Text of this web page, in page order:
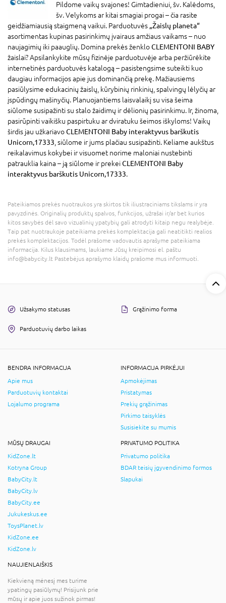
Pildome vaikų svajones! Gimtadieniui, šv. Kalėdoms,
šv. Velykoms ar kitai smagiai progai – čia rasite
geidžiamiausią staigmeną vaikui. Parduotuvės „Žaislų planeta“
asortimentas kupinas pasirinkimų įvairaus amžiaus vaikams – nuo
naujagimių iki paauglių. Domina prekės ženkloCLEMENTONI BABY
žaislai? Apsilankykite mūsų fizinėje parduotuvėje arba peržiūrėkite
internetinės parduotuvės katalogą – pasistengsime suteikti kuo
daugiau informacijos apie jus dominančią prekę. Mažiausiems
pasiūlysime edukacinių žaislų, kūrybinių rinkinių, spalvingų lėlyčių ar
įspūdingų mašinyčių. Planuojantiems laisvalaikį su visa šeima
siūlome susipažinti su stalo žaidimų ir dėlionių pasirinkimu. Ir, žinoma,
pasirūpinti vaikišku paspirtuku ar dviratuku šeimos iškyloms! Vaikų
širdis jau užkariavoCLEMENTONI Baby interaktyvus barškutis
Unicorn,17333, siūlome ir jums plačiau susipažinti. Keliame aukštus
reikalavimus kokybei ir visuomet norime maloniai nustebinti
patrauklia kaina – ją siūlome ir prekeiCLEMENTONI Baby
interaktyvus barškutis Unicorn,17333.
Pateikiamos prekės nuotraukos yra skirtos tik iliustraciniams tikslams ir yra
pavyzdinės. Originalių produktų spalvos, funkcijos, užrašai ir/ar bet kurios
kitos savybės dėl savo vizualinių ypatybių gali atrodyti kitaip negu realybėje.
Taip pat nuotraukoje pateikiama prekės komplektacija gali neatitikti realios
prekės komplektacijos. Todėl prašome vadovautis aprašyme pateikiama
informacija. Kilus klausimams, laukiame Jūsų kreipimosi el. paštu
info@babycity.lt Pastebėjus aprašymo klaidų prašome mus informuoti.
Užsakymo statusas Grąžinimo forma
Parduotuvių darbo laikas
BENDRA INFORMACIJA
Apie mus
Parduotuvių kontaktai
Lojalumo programa
INFORMACIJA PIRKĖJUI
Apmokėjimas
Pristatymas
Prekių grąžinimas
Pirkimo taisyklės
Susisiekite su mumis
MŪSŲ DRAUGAI
KidZone.lt
Kotryna Group
BabyCity.lt
BabyCity.lv
BabyCity.ee
Jukukeskus.ee
ToysPlanet.lv
KidZone.ee
KidZone.lv
PRIVATUMO POLITIKA
Privatumo politika
BDAR teisių įgyvendinimo formos
Slapukai
NAUJIENLAIŠKIS
Kiekvieną mėnesį mes turime
ypatingų pasiūlymų! Prisijunk prie
mūsų ir apie juos sužinok pirmas!